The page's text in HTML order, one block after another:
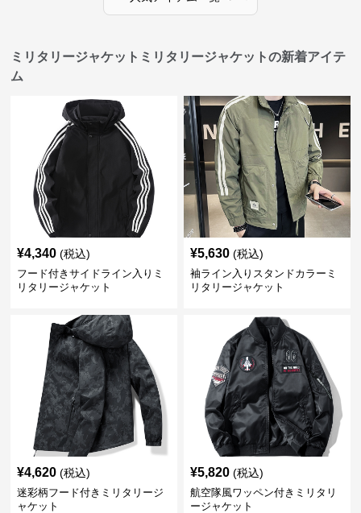
ミリタリージャケットミリタリージャケットの新着アイテ
ム
¥4,340 (税込)
フード付きサイドライン入りミ
リタリージャケット
¥5,630 (税込)
袖ライン入りスタンドカラーミ
リタリージャケット
¥4,620 (税込)
迷彩柄フード付きミリタリージ
ャケット
¥5,820 (税込)
航空隊風ワッペン付きミリタリ
ージャケット